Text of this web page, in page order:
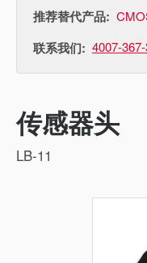
推荐替代产品:
联系我们: 4007-
传感器头
LB-11